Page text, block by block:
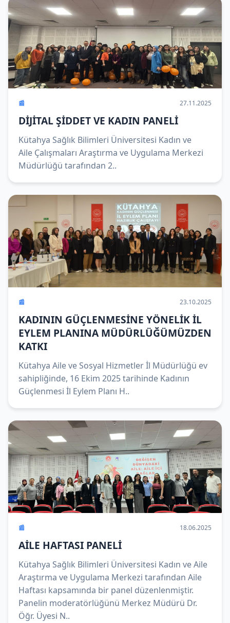
📰 27.11.2025
DİJİTAL ŞİDDET VE KADIN PANELİ
Kütahya Sağlık Bilimleri Üniversitesi Kadın ve
Aile Çalışmaları Araştırma ve Uygulama Merkezi
Müdürlüğü tarafından 2..
📰 23.10.2025
KADININ GÜÇLENMESİNE YÖNELİK İL
EYLEM PLANINA MÜDÜRLÜĞÜMÜZDEN
KATKI
Kütahya Aile ve Sosyal Hizmetler İl Müdürlüğü ev
sahipliğinde, 16 Ekim 2025 tarihinde Kadının
Güçlenmesi İl Eylem Planı H..
📰 18.06.2025
AİLE HAFTASI PANELİ
Kütahya Sağlık Bilimleri Üniversitesi Kadın ve Aile
Araştırma ve Uygulama Merkezi tarafından Aile
Haftası kapsamında bir panel düzenlenmiştir.
Panelin moderatörlüğünü Merkez Müdürü Dr.
Öğr. Üyesi N..